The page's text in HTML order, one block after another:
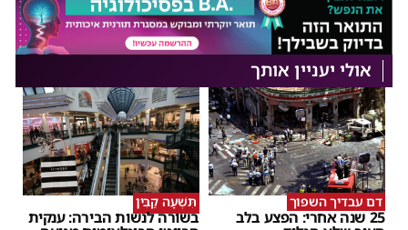
אולי יעניין אותך
דם עבדיך השפוך
25 שנה אחרי: הפצע בלב
תִּשְׁעָה קַבִּין
בשורה לנשות הבירה: ענקית